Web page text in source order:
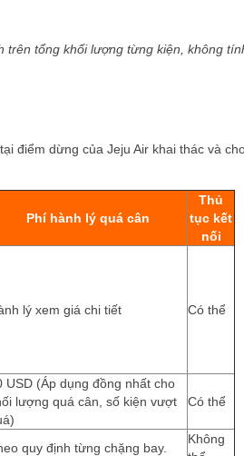
trên tổng khối lượng từng kiện, không
điểm dừng của Jeju Air khai thác và
Phí hành lý quá cân
Thủ
tục kết
nối
lý xem giá chi tiết Có thể
USD (Áp dụng đồng nhất cho
lượng quá cân, số kiện vượt
Có thể
quy định từng chặng bay.
Không